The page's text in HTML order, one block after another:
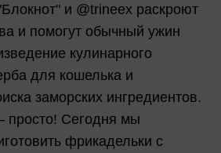
и @trineex раскроют
и помогут обычный ужин
кулинарного
для кошелька и
заморских ингредиентов.
просто! Сегодня мы
фрикадельки с